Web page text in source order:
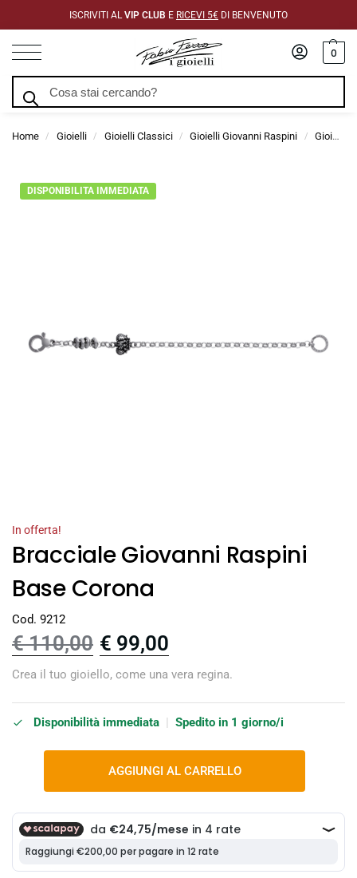
ISCRIVITI AL VIP CLUB E RICEVI 5€ DI BENVENUTO
0
Home / Gioielli / Gioielli Classici / Gioielli Giovanni Raspini / Gioielli Fai Da Te Giovanni Raspini
DISPONIBILITA IMMEDIATA
In offerta!
Bracciale Giovanni Raspini
Base Corona
Cod. 9212
€110,00 € 99,00
Crea il tuo gioiello, come una vera regina.
Disponibilità immediata Spedito in 1 giorno/i
AGGIUNGI AL CARRELLO